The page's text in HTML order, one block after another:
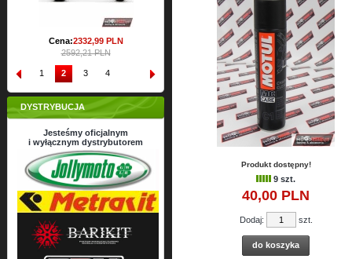
1 2 3 4
DYSTRYBUCJA
Jesteśmy oficjalnym
i wyłącznym dystrybutorem
Produkt dostępny!
9 szt.
40,00 PLN
Dodaj: szt.
do koszyka